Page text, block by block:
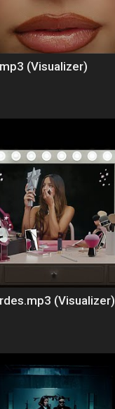
(Visualizer)
(Visualizer)